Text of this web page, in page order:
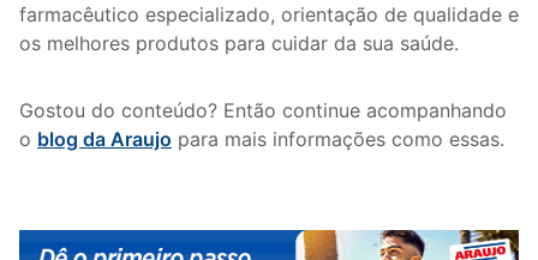
farmacêutico especializado, orientação de qualidade e
os melhores produtos para cuidar da sua saúde.
Gostou do conteúdo? Então continue acompanhando
o blog da Araujo para mais informações como essas.